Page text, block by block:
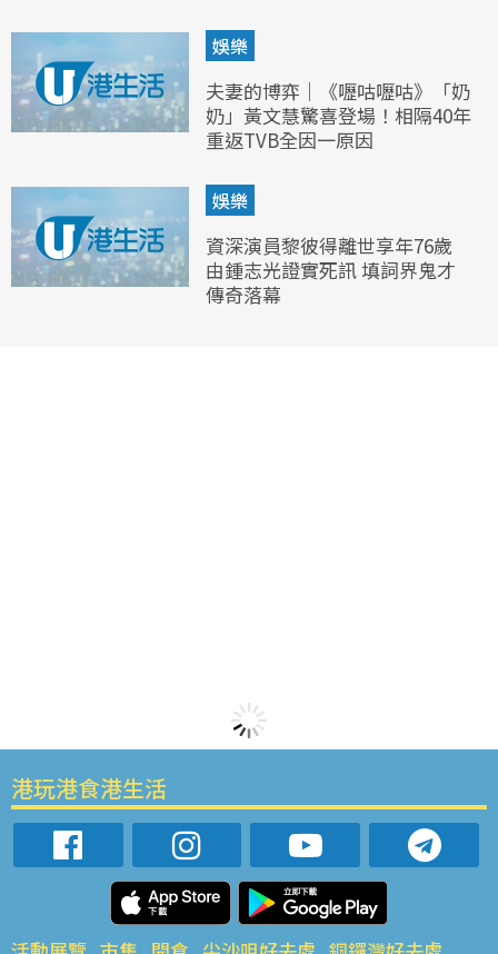
娛樂
夫妻的博弈｜《嚦咕嚦咕》「奶
奶」黃文慧驚喜登場！相隔40年
重返TVB全因一原因
娛樂
資深演員黎彼得離世享年76歲
由鍾志光證實死訊 填詞界鬼才
傳奇落幕
港玩港食港生活